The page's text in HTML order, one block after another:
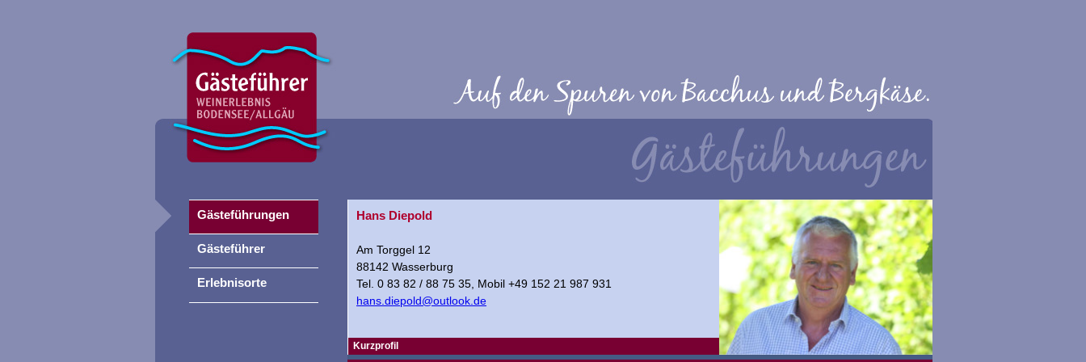
Hans Diepold
Am Torggel 12
88142 Wasserburg
Tel. 0 83 82 / 88 75 35, Mobil +49 152 21 987 931
hans.diepold@outlook.de
Kurzprofil
Gästeführungen
Gästeführer
Erlebnisorte